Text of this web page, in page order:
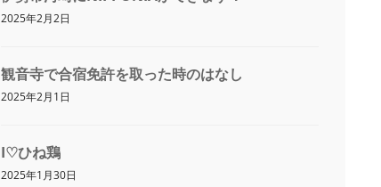
2025年2月2日
観音寺で合宿免許を取った時のはなし
2025年2月1日
I♡ひね鶏
2025年1月30日